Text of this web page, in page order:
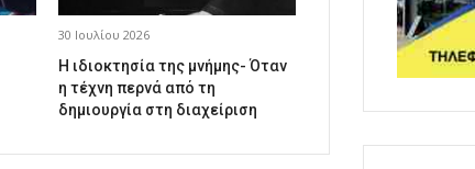
30 Ιουλίου 2026
Η ιδιοκτησία της μνήμης- Όταν
η τέχνη περνά από τη
δημιουργία στη διαχείριση